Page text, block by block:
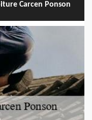
Carcen Ponson